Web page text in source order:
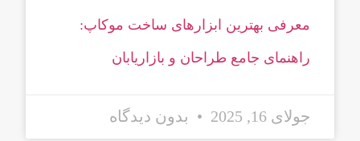
معرفی بهترین ابزارهای ساخت موکاپ:
راهنمای جامع طراحان و بازاریابان
جولای 16, 2025 بدون دیدگاه